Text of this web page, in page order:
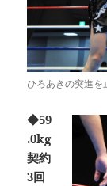
ひろあきの突進を
◆59
.0kg
契約
3回